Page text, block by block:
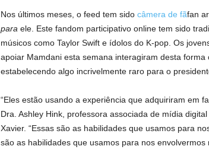
Nos últimos meses, o feed tem sido câmera de fãfan
para ele. Este fandom participativo online tem sido
músicos como Taylor Swift e ídolos do K-pop. Os
apoiar Mamdani esta semana interagiram desta forma
estabelecendo algo incrivelmente raro para o
“Eles estão usando a experiência que adquiriram em
Dra. Ashley Hink, professora associada de mídia
Xavier. “Essas são as habilidades que usamos para
são as habilidades que usamos para nos envolvermos